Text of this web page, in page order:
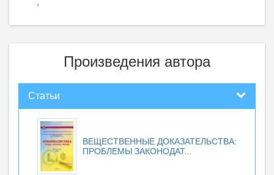
Произведения автора
Статьи
ВЕЩЕСТВЕННЫЕ ДОКАЗАТЕЛЬСТВА:
ПРОБЛЕМЫ ЗАКОНОДАТ...